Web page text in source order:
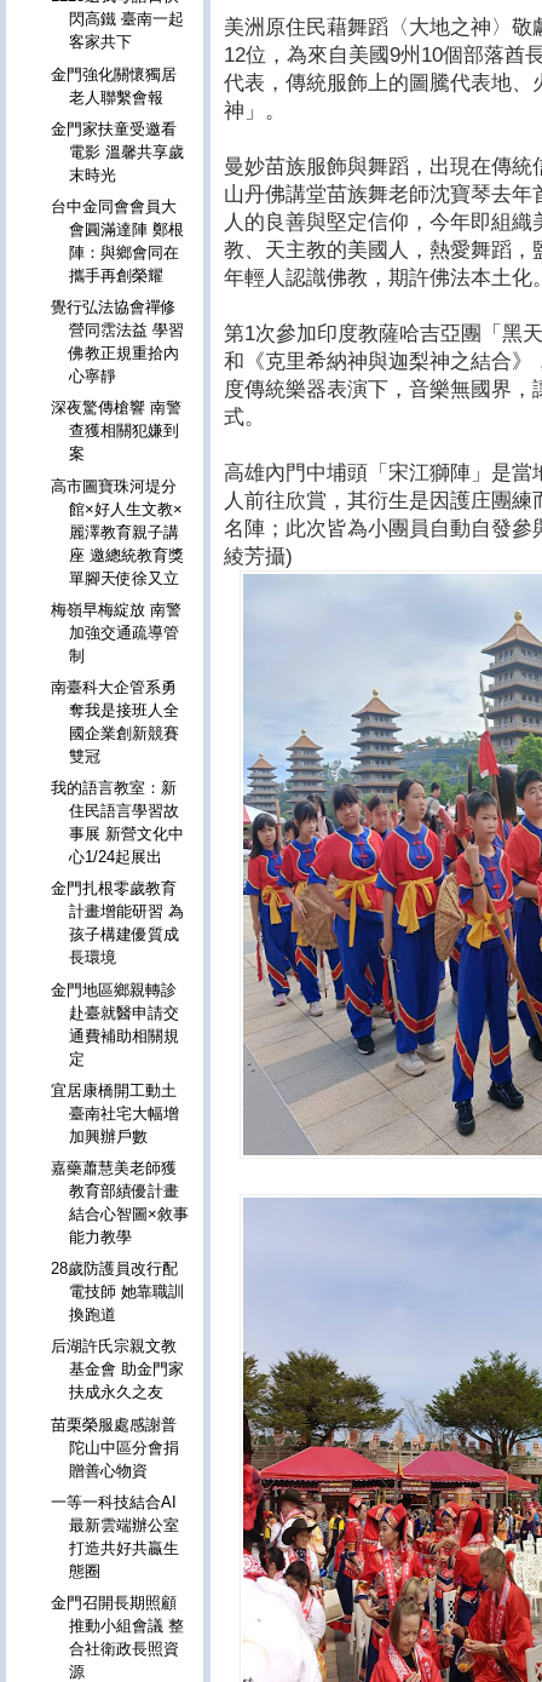
美洲原住民藉舞蹈〈大地之神〉
12位，為來自美國9州10個部落酋
代表，傳統服飾上的圖騰代表地
神」。
曼妙苗族服飾與舞蹈，出現在傳
山丹佛講堂苗族舞老師沈寶琴去
人的良善與堅定信仰，今年即組
教、天主教的美國人，熱愛舞蹈
年輕人認識佛教，期許佛法本土化
第1次參加印度教薩哈吉亞團「黑
和《克里希納神與迦梨神之結合
度傳統樂器表演下，音樂無國界
式。
高雄內門中埔頭「宋江獅陣」是
人前往欣賞，其衍生是因護庄團
名陣；此次皆為小團員自動自發
綾芳攝)
閃高鐵 臺南一起
客家共下
金門強化關懷獨居
老人聯繫會報
金門家扶童受邀看
電影 溫馨共享歲
末時光
台中金同會會員大
會圓滿達陣 鄭根
陣：與鄉會同在
攜手再創榮耀
覺行弘法協會禪修
營同霑法益 學習
佛教正規重拾內
心寧靜
深夜驚傳槍響 南警
查獲相關犯嫌到
案
高市圖寶珠河堤分
館×好人生文教×
麗澤教育親子講
座 邀總統教育獎
單腳天使徐又立
梅嶺早梅綻放 南警
加強交通疏導管
制
南臺科大企管系勇
奪我是接班人全
國企業創新競賽
雙冠
我的語言教室：新
住民語言學習故
事展 新營文化中
心1/24起展出
金門扎根零歲教育
計畫增能研習 為
孩子構建優質成
長環境
金門地區鄉親轉診
赴臺就醫申請交
通費補助相關規
定
宜居康橋開工動土
臺南社宅大幅增
加興辦戶數
嘉藥蕭慧美老師獲
教育部績優計畫
結合心智圖×敘事
能力教學
28歲防護員改行配
電技師 她靠職訓
換跑道
后湖許氏宗親文教
基金會 助金門家
扶成永久之友
苗栗榮服處感謝普
陀山中區分會捐
贈善心物資
一等一科技結合AI
最新雲端辦公室
打造共好共贏生
態圈
金門召開長期照顧
推動小組會議 整
合社衛政長照資
源